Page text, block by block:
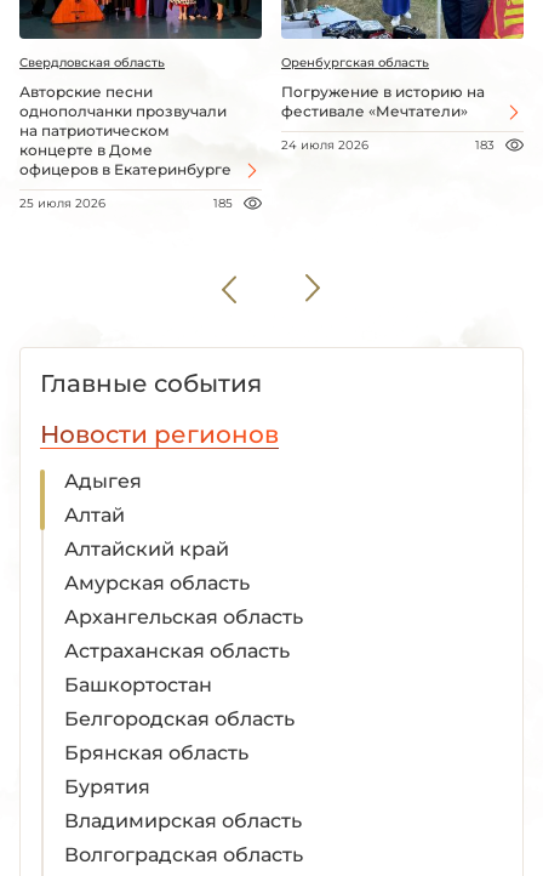
Свердловская область
Авторские песни
однополчанки прозвучали
на патриотическом
концерте в Доме
офицеров в Екатеринбурге
25 июля 2026 185
Оренбургская область
Погружение в историю на
фестивале «Мечтатели»
24 июля 2026 183
Главные события
Новости регионов
Адыгея
Алтай
Алтайский край
Амурская область
Архангельская область
Астраханская область
Башкортостан
Белгородская область
Брянская область
Бурятия
Владимирская область
Волгоградская область